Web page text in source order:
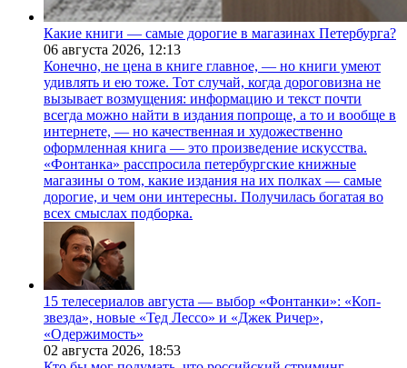
Какие книги — самые дорогие в магазинах Петербурга?
06 августа 2026, 12:13
Конечно, не цена в книге главное, — но книги умеют
удивлять и ею тоже. Тот случай, когда дороговизна не
вызывает возмущения: информацию и текст почти
всегда можно найти в издания попроще, а то и вообще в
интернете, — но качественная и художественно
оформленная книга — это произведение искусства.
«Фонтанка» расспросила петербургские книжные
магазины о том, какие издания на их полках — самые
дорогие, и чем они интересны. Получилась богатая во
всех смыслах подборка.
15 телесериалов августа — выбор «Фонтанки»: «Коп-
звезда», новые «Тед Лессо» и «Джек Ричер»,
«Одержимость»
02 августа 2026, 18:53